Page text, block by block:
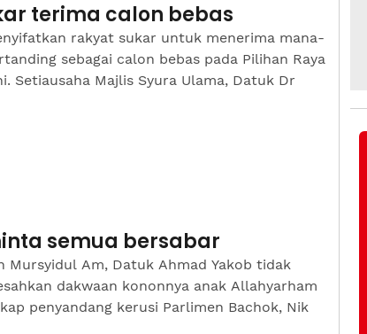
terima calon bebas
rakyat sukar untuk menerima mana-
sebagai calon bebas pada Pilihan Raya
Setiausaha Majlis Syura Ulama, Datuk Dr
semua bersabar
Mursyidul Am, Datuk Ahmad Yakob tidak
dakwaan kononnya anak Allahyarham
penyandang kerusi Parlimen Bachok, Nik